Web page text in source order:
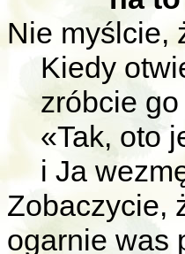
Nie myślcie,
Kiedy
zróbcie
«Tak, oto
i Ja
Zobaczycie,
ogarnie was